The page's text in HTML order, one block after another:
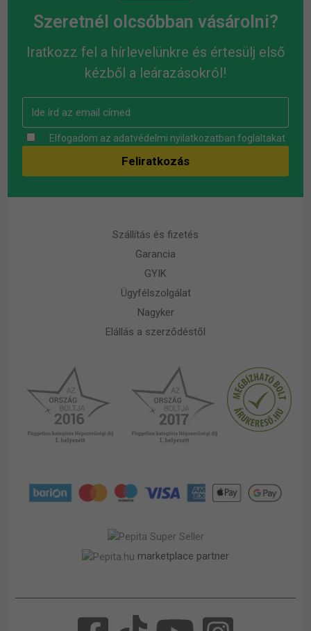
Szeretnél olcsóbban vásárolni?
Iratkozz fel a hírlevelünkre és értesülj első
kézből a leárazásokról!
Elfogadom az adatvédelmi nyilatkozatban foglaltakat
Szállítás és fizetés
Garancia
GYIK
Ügyfélszolgálat
Nagyker
Elállás a szerződéstől
marketplace partner